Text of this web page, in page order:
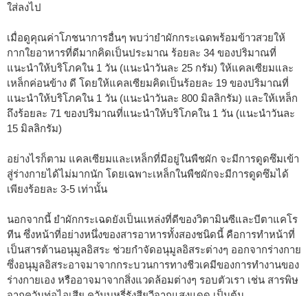
ใส่ลงไป
เมื่อดูคุณค่าโภชนาการอื่นๆ พบว่ายำผักกระเฉดพร้อมข้าวสวยให้
กากใยอาหารที่ดีมากคิดเป็นประมาณ ร้อยละ 34 ของปริมาณที่
แนะนำให้บริโภคใน 1 วัน (แนะนำวันละ 25 กรัม) ให้แคลเซียมและ
เหล็กค่อนข้าง ดี โดยให้แคลเซียมคิดเป็นร้อยละ 19 ของปริมาณที่
แนะนำให้บริโภคใน 1 วัน (แนะนำวันละ 800 มิลลิกรัม) และให้เหล็ก
ถึงร้อยละ 71 ของปริมาณที่แนะนำให้บริโภคใน 1 วัน (แนะนำวันละ
15 มิลลิกรัม)
อย่างไรก็ตาม แคลเซียมและเหล็กที่มีอยู่ในพืชผัก จะมีการดูดซึมเข้า
สู่ร่างกายได้ไม่มากนัก โดยเฉพาะเหล็กในพืชผักจะมีการดูดซึมได้
เพียงร้อยละ 3-5 เท่านั้น
นอกจากนี้ ยำผักกระเฉดยังเป็นแหล่งที่ดีของวิตามินซีและบีตาแคโร
ทีน ซึ่งหน้าที่อย่างหนึ่งของสารอาหารทั้งสองชนิดนี้ คือการทำหน้าที่
เป็นสารต้านอนุมูลอิสระ ช่วยกำจัดอนุมูลอิสระต่างๆ ออกจากร่างกาย
ซึ่งอนุมูลอิสระอาจมาจากกระบวนการทางชีวเคมีของการทำงานของ
ร่างกายเอง หรืออาจมาจากสิ่งแวดล้อมต่างๆ รอบตัวเรา เช่น สารพิษ